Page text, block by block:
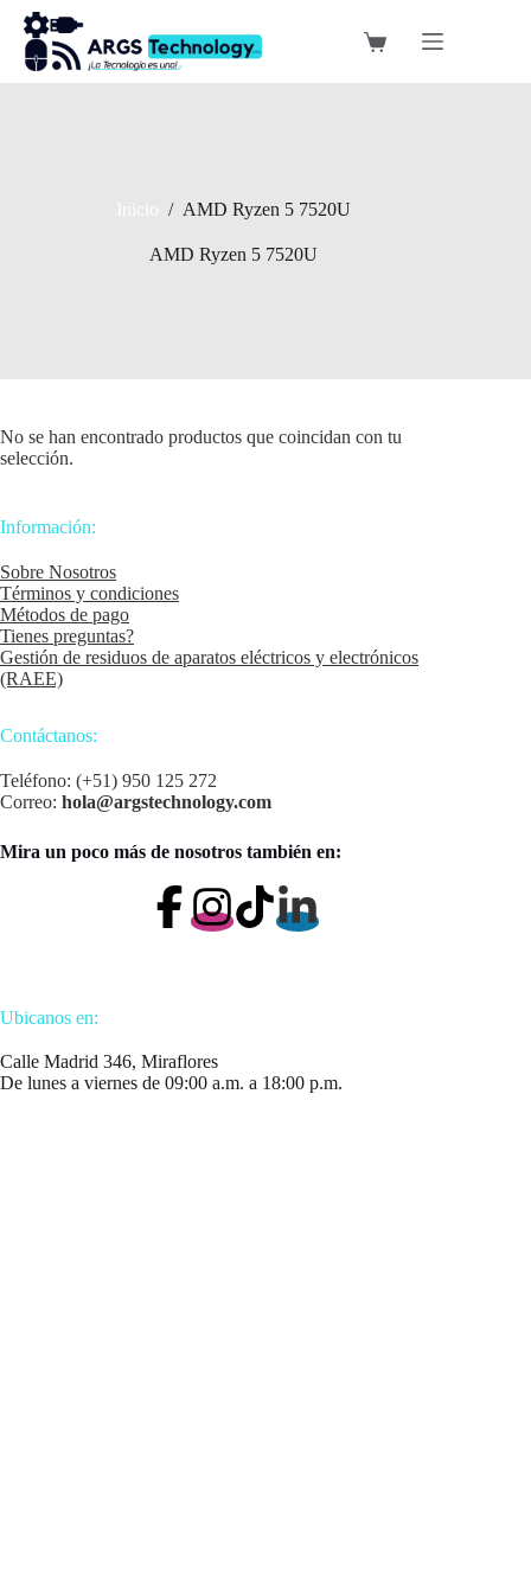
Saltar
contenido
Carro
/ AMD Ryzen 5 7520U
AMD Ryzen 5 7520U
No se han encontrado productos que coincidan con tu
selección.
Información:
Sobre Nosotros
Términos y condiciones
Métodos de pago
Tienes preguntas?
Gestión de residuos de aparatos eléctricos y electrónicos
(RAEE)
Contáctanos:
Teléfono: (+51) 950 125 272
Correo: hola@argstechnology.com
Mira un poco más de nosotros también en:
Ubicanos en:
Calle Madrid 346, Miraflores
De lunes a viernes de 09:00 a.m. a 18:00 p.m.